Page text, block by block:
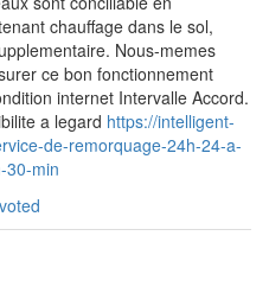
chauffage dans le sol,
Nous-memes
ce bon fonctionnement
internet Intervalle Accord.
a legard https://intelligent-
de-remorquage-24h-24-a-
30-min